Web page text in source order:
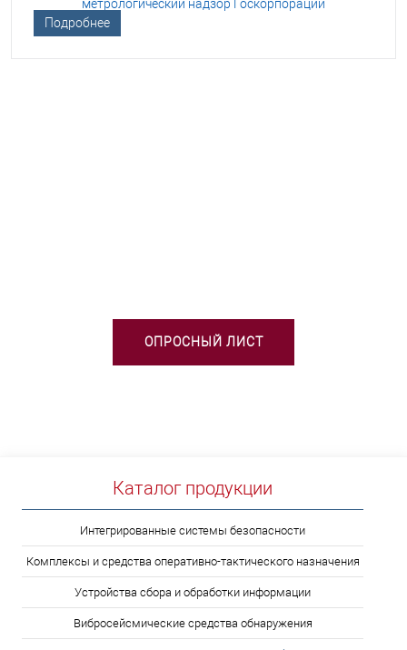
Подробнее
ОПРОСНЫЙ ЛИСТ
Каталог продукции
Интегрированные системы безопасности
Комплексы и средства оперативно-тактического назначения
Устройства сбора и обработки информации
Вибросейсмические средства обнаружения